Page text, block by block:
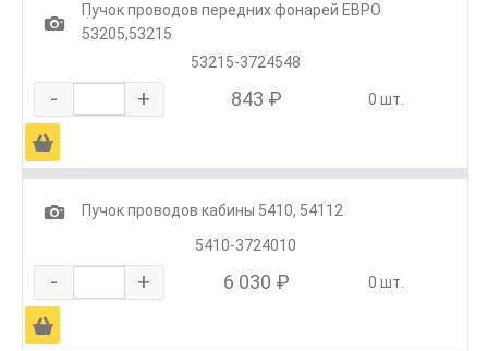
1
Пучок проводов передних фонарей ЕВРО
53205,53215
53215-3724548
- + 843 ₽ 0 шт.
Ä
1
Пучок проводов кабины 5410, 54112
5410-3724010
- + 6 030 ₽ 0 шт.
Ä